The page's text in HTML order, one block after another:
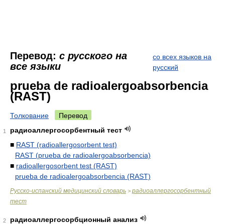
Перевод: с русского на
все языки
со всех языков на
русский
prueba de radioalergoabsorbencia
(RAST)
Толкование Перевод
1
радиоаллергосорбентный тест
■ RAST (radioallergosorbent test)
RAST (prueba de radioalergoabsorbencia)
■ radioallergosorbent test (RAST)
prueba de radioalergoabsorbencia (RAST)
Русско-испанский медицинский словарь > радиоаллергосорбентный
тест
2
радиоаллергосорбционный анализ